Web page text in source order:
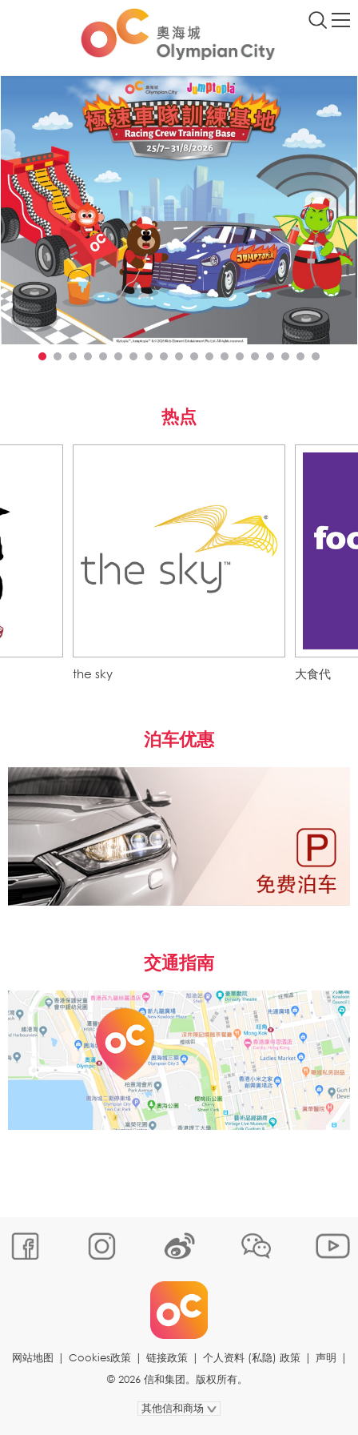
热点
the sky 大食代
泊车优惠
交通指南
网站地图 | Cookies政策 | 链接政策 | 个人资料 (私隐) 政策 | 声明 |
© 2026 信和集团。版权所有。
其他信和商场